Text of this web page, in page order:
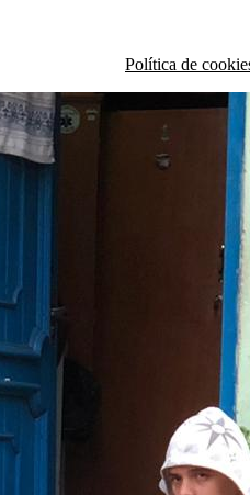
Política de